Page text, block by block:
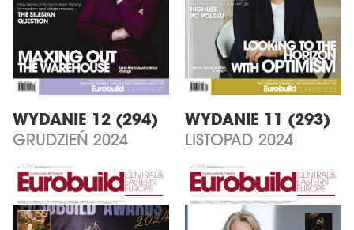
WYDANIE 12 (294)
GRUDZIEŃ 2024
WYDANIE 11 (293)
LISTOPAD 2024